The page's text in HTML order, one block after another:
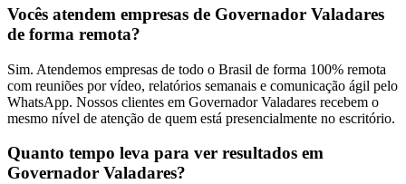
Vocês atendem empresas de Governador Valadares
de forma remota?
Sim. Atendemos empresas de todo o Brasil de forma 100% remota
com reuniões por vídeo, relatórios semanais e comunicação ágil pelo
WhatsApp. Nossos clientes em Governador Valadares recebem o
mesmo nível de atenção de quem está presencialmente no escritório.
Quanto tempo leva para ver resultados em
Governador Valadares?